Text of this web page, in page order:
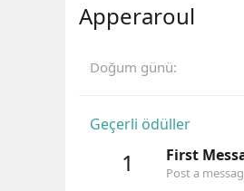
Apperaroul
Doğum günü
Geçerli ödüller
1 First
Post a